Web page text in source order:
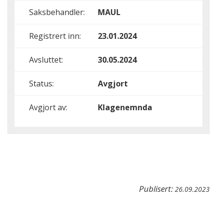
Saksbehandler: MAUL
Registrert inn: 23.01.2024
Avsluttet: 30.05.2024
Status: Avgjort
Avgjort av: Klagenemnda
Publisert: 26.09.2023